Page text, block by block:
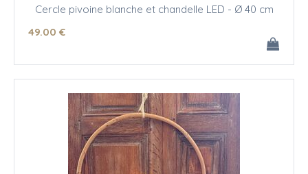
Cercle pivoine blanche et chandelle LED - Ø 40 cm
49.00 €